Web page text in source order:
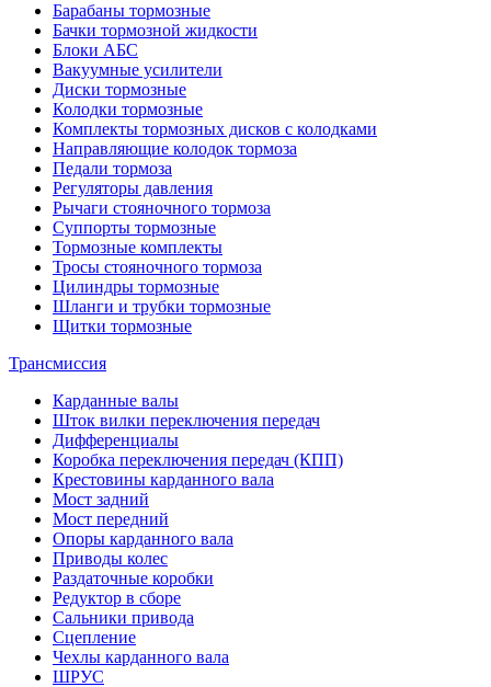
Барабаны тормозные
Бачки тормозной жидкости
Блоки АБС
Вакуумные усилители
Диски тормозные
Колодки тормозные
Комплекты тормозных дисков с колодками
Направляющие колодок тормоза
Педали тормоза
Регуляторы давления
Рычаги стояночного тормоза
Суппорты тормозные
Тормозные комплекты
Тросы стояночного тормоза
Цилиндры тормозные
Шланги и трубки тормозные
Щитки тормозные
Трансмиссия
Карданные валы
Шток вилки переключения передач
Дифференциалы
Коробка переключения передач (КПП)
Крестовины карданного вала
Мост задний
Мост передний
Опоры карданного вала
Приводы колес
Раздаточные коробки
Редуктор в сборе
Сальники привода
Сцепление
Чехлы карданного вала
ШРУС